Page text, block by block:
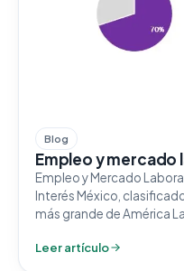
Blog
Empleo y mercado
Empleo y Mercado
Interés México,
más grande de América
Leer artículo